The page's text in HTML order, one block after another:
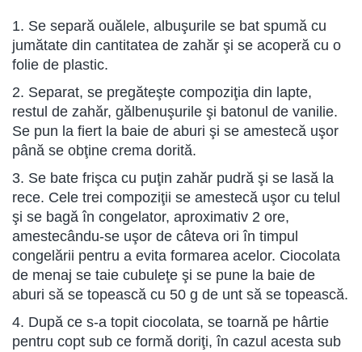
1. Se separă ouălele, albuşurile se bat spumă cu
jumătate din cantitatea de zahăr şi se acoperă cu o
folie de plastic.
2. Separat, se pregăteşte compoziţia din lapte,
restul de zahăr, gălbenuşurile şi batonul de vanilie.
Se pun la fiert la baie de aburi şi se amestecă uşor
până se obţine crema dorită.
3. Se bate frişca cu puţin zahăr pudră şi se lasă la
rece. Cele trei compoziţii se amestecă uşor cu telul
şi se bagă în congelator, aproximativ 2 ore,
amestecându-se uşor de câteva ori în timpul
congelării pentru a evita formarea acelor. Ciocolata
de menaj se taie cubuleţe şi se pune la baie de
aburi să se topească cu 50 g de unt să se topească.
4. După ce s-a topit ciocolata, se toarnă pe hârtie
pentru copt sub ce formă doriţi, în cazul acesta sub